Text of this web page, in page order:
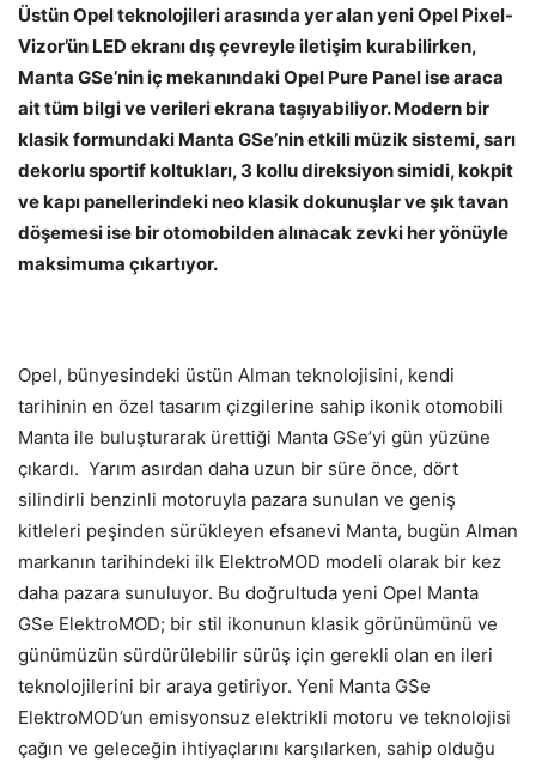
Üstün Opel teknolojileri arasında yer alan yeni Opel Pixel-
Vizor’ün LED ekranı dış çevreyle iletişim kurabilirken,
Manta GSe’nin iç mekanındaki Opel Pure Panel ise araca
ait tüm bilgi ve verileri ekrana taşıyabiliyor. Modern bir
klasik formundaki Manta GSe’nin etkili müzik sistemi, sarı
dekorlu sportif koltukları, 3 kollu direksiyon simidi, kokpit
ve kapı panellerindeki neo klasik dokunuşlar ve şık tavan
döşemesi ise bir otomobilden alınacak zevki her yönüyle
maksimuma çıkartıyor.
Opel, bünyesindeki üstün Alman teknolojisini, kendi
tarihinin en özel tasarım çizgilerine sahip ikonik otomobili
Manta ile buluşturarak ürettiği Manta GSe’yi gün yüzüne
çıkardı. Yarım asırdan daha uzun bir süre önce, dört
silindirli benzinli motoruyla pazara sunulan ve geniş
kitleleri peşinden sürükleyen efsanevi Manta, bugün Alman
markanın tarihindeki ilk ElektroMOD modeli olarak bir kez
daha pazara sunuluyor. Bu doğrultuda yeni Opel Manta
GSe ElektroMOD; bir stil ikonunun klasik görünümünü ve
günümüzün sürdürülebilir sürüş için gerekli olan en ileri
teknolojilerini bir araya getiriyor. Yeni Manta GSe
ElektroMOD’un emisyonsuz elektrikli motoru ve teknolojisi
çağın ve geleceğin ihtiyaçlarını karşılarken, sahip olduğu